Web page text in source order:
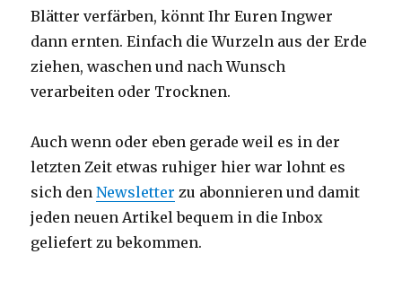
Blätter verfärben, könnt Ihr Euren Ingwer
dann ernten. Einfach die Wurzeln aus der Erde
ziehen, waschen und nach Wunsch
verarbeiten oder Trocknen.
Auch wenn oder eben gerade weil es in der
letzten Zeit etwas ruhiger hier war lohnt es
sich denNewsletter zu abonnieren und damit
jeden neuen Artikel bequem in die Inbox
geliefert zu bekommen.